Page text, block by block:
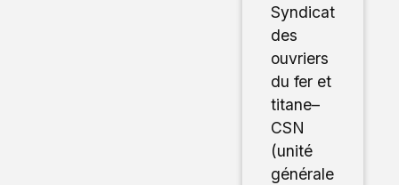
Syndicat
des
ouvriers
du fer et
titane–
CSN
(unité
générale